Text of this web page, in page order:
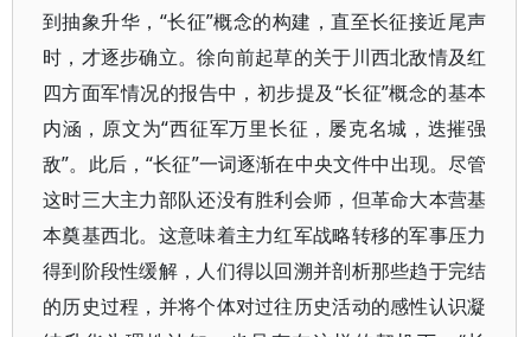
到抽象升华，“长征”概念的构建，直至长征接近尾声
时，才逐步确立。徐向前起草的关于川西北敌情及红
四方面军情况的报告中，初步提及“长征”概念的基本
内涵，原文为“西征军万里长征，屡克名城，迭摧强
敌”。此后，“长征”一词逐渐在中央文件中出现。尽管
这时三大主力部队还没有胜利会师，但革命大本营基
本奠基西北。这意味着主力红军战略转移的军事压力
得到阶段性缓解，人们得以回溯并剖析那些趋于完结
的历史过程，并将个体对过往历史活动的感性认识凝